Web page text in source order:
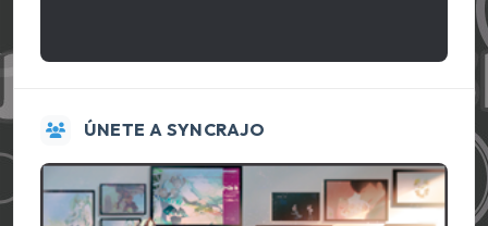
ÚNETE A SYNCRAJO